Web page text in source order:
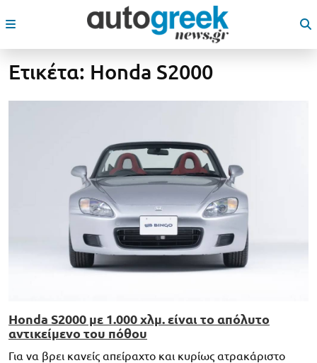
Ετικέτα: Honda S2000
Honda S2000 με 1.000 χλμ. είναι το απόλυτο
αντικείμενο του πόθου
Για να βρει κανείς απείραχτο και κυρίως ατρακάριστο